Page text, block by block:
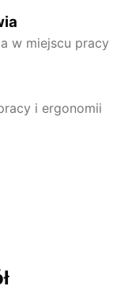
w miejscu pracy
i ergonomii